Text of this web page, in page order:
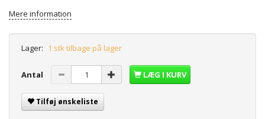
Mere information
Lager: 1 stk tilbage på lager
Antal LÆG I KURV
Tilføj ønskeliste